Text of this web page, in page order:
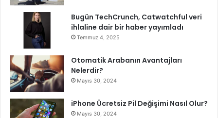
Bugün TechCrunch, Catwatchful veri
ihlaline dair bir haber yayımladı
Temmuz 4, 2025
Otomatik Arabanın Avantajları
Nelerdir?
Mayıs 30, 2024
iPhone Ücretsiz Pil Değişimi Nasıl Olur?
Mayıs 30, 2024